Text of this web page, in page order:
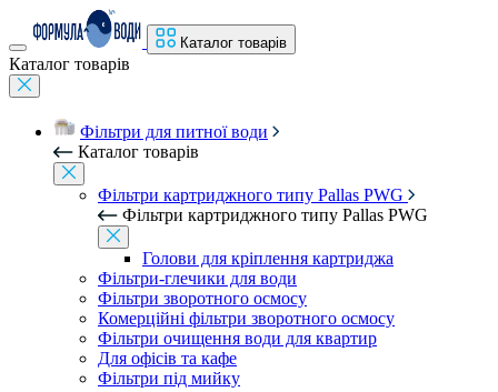
Каталог товарів
Каталог товарів
Фільтри для питної води
Каталог товарів
Фільтри картриджного типу Pallas PWG
Фільтри картриджного типу Pallas PWG
Голови для кріплення картриджа
Фільтри-глечики для води
Фільтри зворотного осмосу
Комерційні фільтри зворотного осмосу
Фільтри очищення води для квартир
Для офісів та кафе
Фільтри під мийку